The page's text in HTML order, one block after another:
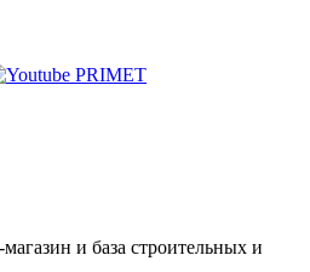
и база строительных и